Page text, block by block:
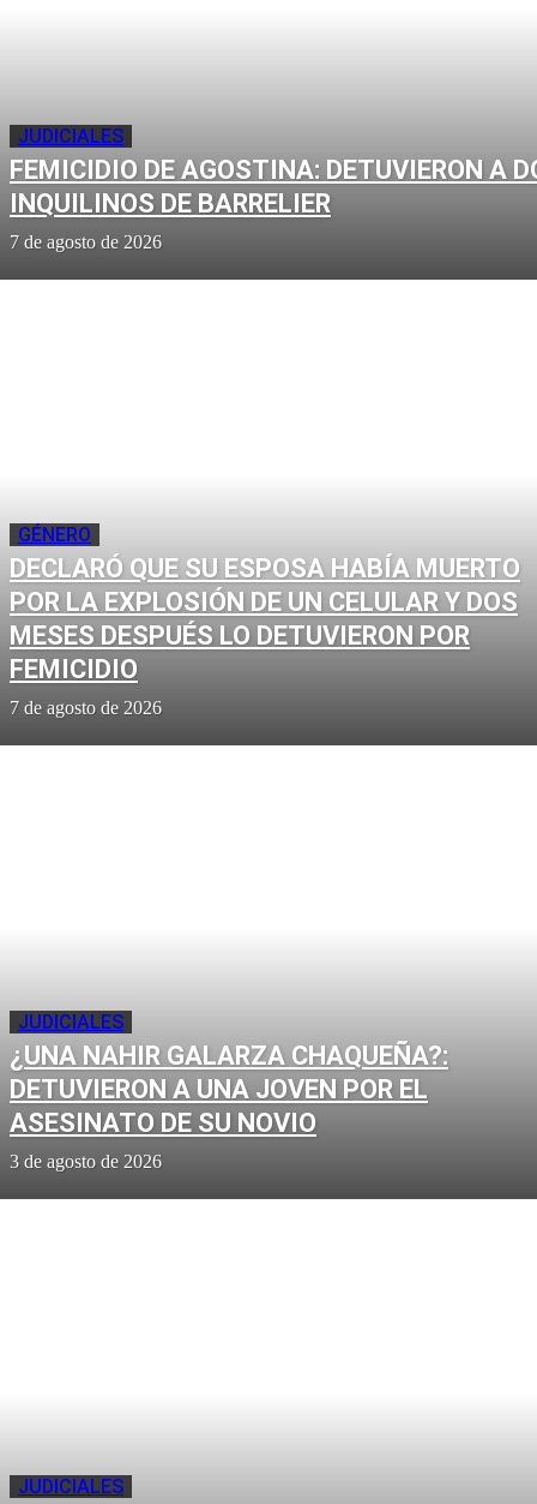
JUDICIALES
FEMICIDIO DE AGOSTINA: DETUVIERON A
INQUILINOS DE BARRELIER
7 de agosto de 2026
GÉNERO
DECLARÓ QUE SU ESPOSA HABÍA MUERTO
POR LA EXPLOSIÓN DE UN CELULAR Y DOS
MESES DESPUÉS LO DETUVIERON POR
FEMICIDIO
7 de agosto de 2026
JUDICIALES
¿UNA NAHIR GALARZA CHAQUEÑA?:
DETUVIERON A UNA JOVEN POR EL
ASESINATO DE SU NOVIO
3 de agosto de 2026
JUDICIALES